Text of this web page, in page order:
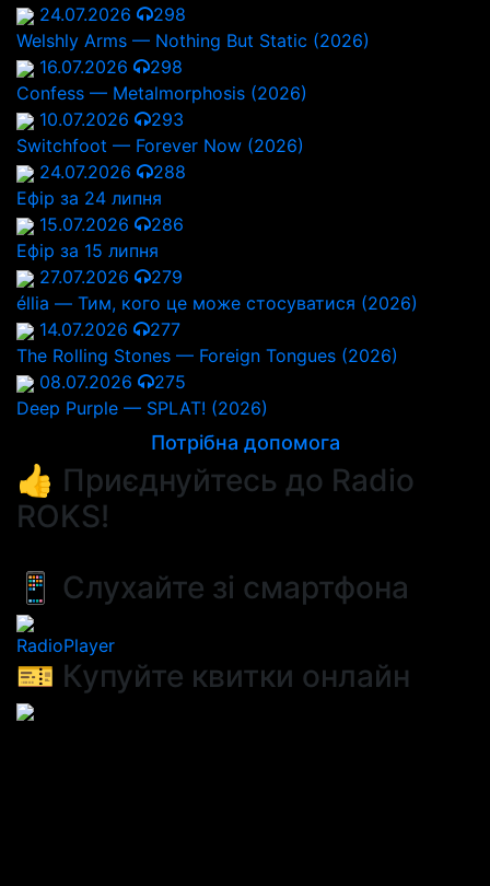
24.07.2026
298
Welshly Arms — Nothing But Static (2026)
16.07.2026
298
Confess — Metalmorphosis (2026)
10.07.2026
293
Switchfoot — Forever Now (2026)
24.07.2026
288
Ефір за 24 липня
15.07.2026
286
Ефір за 15 липня
27.07.2026
279
éllia — Тим, кого це може стосуватися (2026)
14.07.2026
277
The Rolling Stones — Foreign Tongues (2026)
08.07.2026
275
Deep Purple — SPLAT! (2026)
Потрібна допомога
👍 Приєднуйтесь до Radio
ROKS!
📱 Слухайте зі смартфона
RadioPlayer
🎫 Купуйте квитки онлайн